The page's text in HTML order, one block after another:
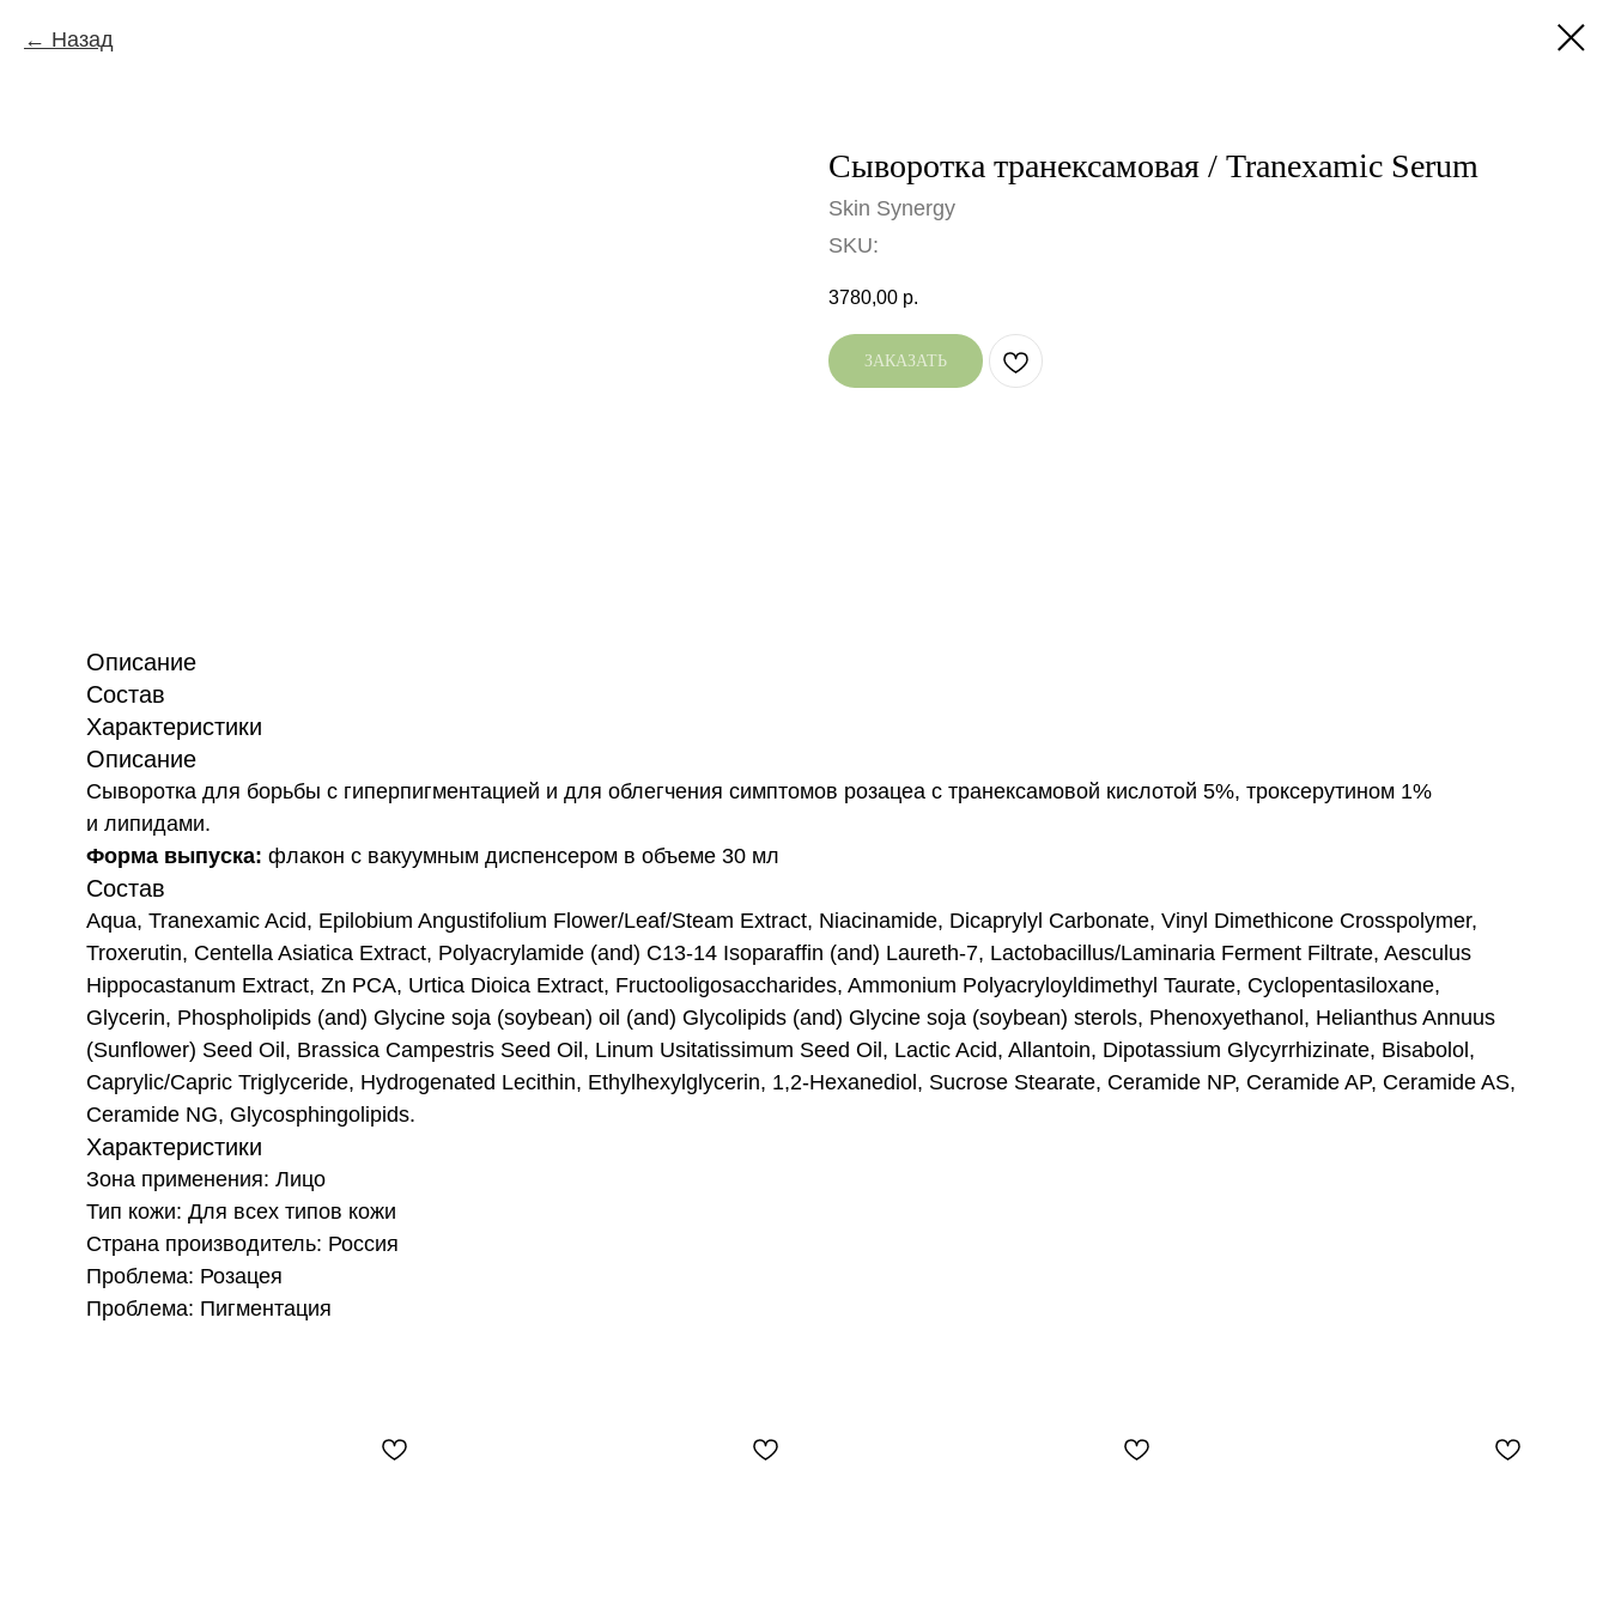
Назад
Сыворотка транексамовая / Tranexamic Serum
Skin Synergy
SKU:
3780,00 р.
ЗАКАЗАТЬ
Описание
Состав
Характеристики
Описание
Сыворотка для борьбы с гиперпигментацией и для облегчения симптомов розацеа с транексамовой кислотой 5%, троксерутином 1%
и липидами.
Форма выпуска: флакон с вакуумным диспенсером в объеме 30 мл
Состав
Aqua, Tranexamic Acid, Epilobium Angustifolium Flower/Leaf/Steam Extract, Niacinamide, Dicaprylyl Carbonate, Vinyl Dimethicone Crosspolymer,
Troxerutin, Centella Asiatica Extract, Polyacrylamide (and) C13-14 Isoparaffin (and) Laureth-7, Lactobacillus/Laminaria Ferment Filtrate, Aesculus
Hippocastanum Extract, Zn PCA, Urtica Dioica Extract, Fructooligosaccharides, Ammonium Polyacryloyldimethyl Taurate, Cyclopentasiloxane,
Glycerin, Phospholipids (and) Glycine soja (soybean) oil (and) Glycolipids (and) Glycine soja (soybean) sterols, Phenoxyethanol, Helianthus Annuus
(Sunflower) Seed Oil, Brassica Campestris Seed Oil, Linum Usitatissimum Seed Oil, Lactic Acid, Allantoin, Dipotassium Glycyrrhizinate, Bisabolol,
Caprylic/Capric Triglyceride, Hydrogenated Lecithin, Ethylhexylglycerin, 1,2-Hexanediol, Sucrose Stearate, Ceramide NP, Ceramide AP, Ceramide AS,
Ceramide NG, Glycosphingolipids.
Характеристики
Зона применения: Лицо
Тип кожи: Для всех типов кожи
Страна производитель: Россия
Проблема: Розацея
Проблема: Пигментация